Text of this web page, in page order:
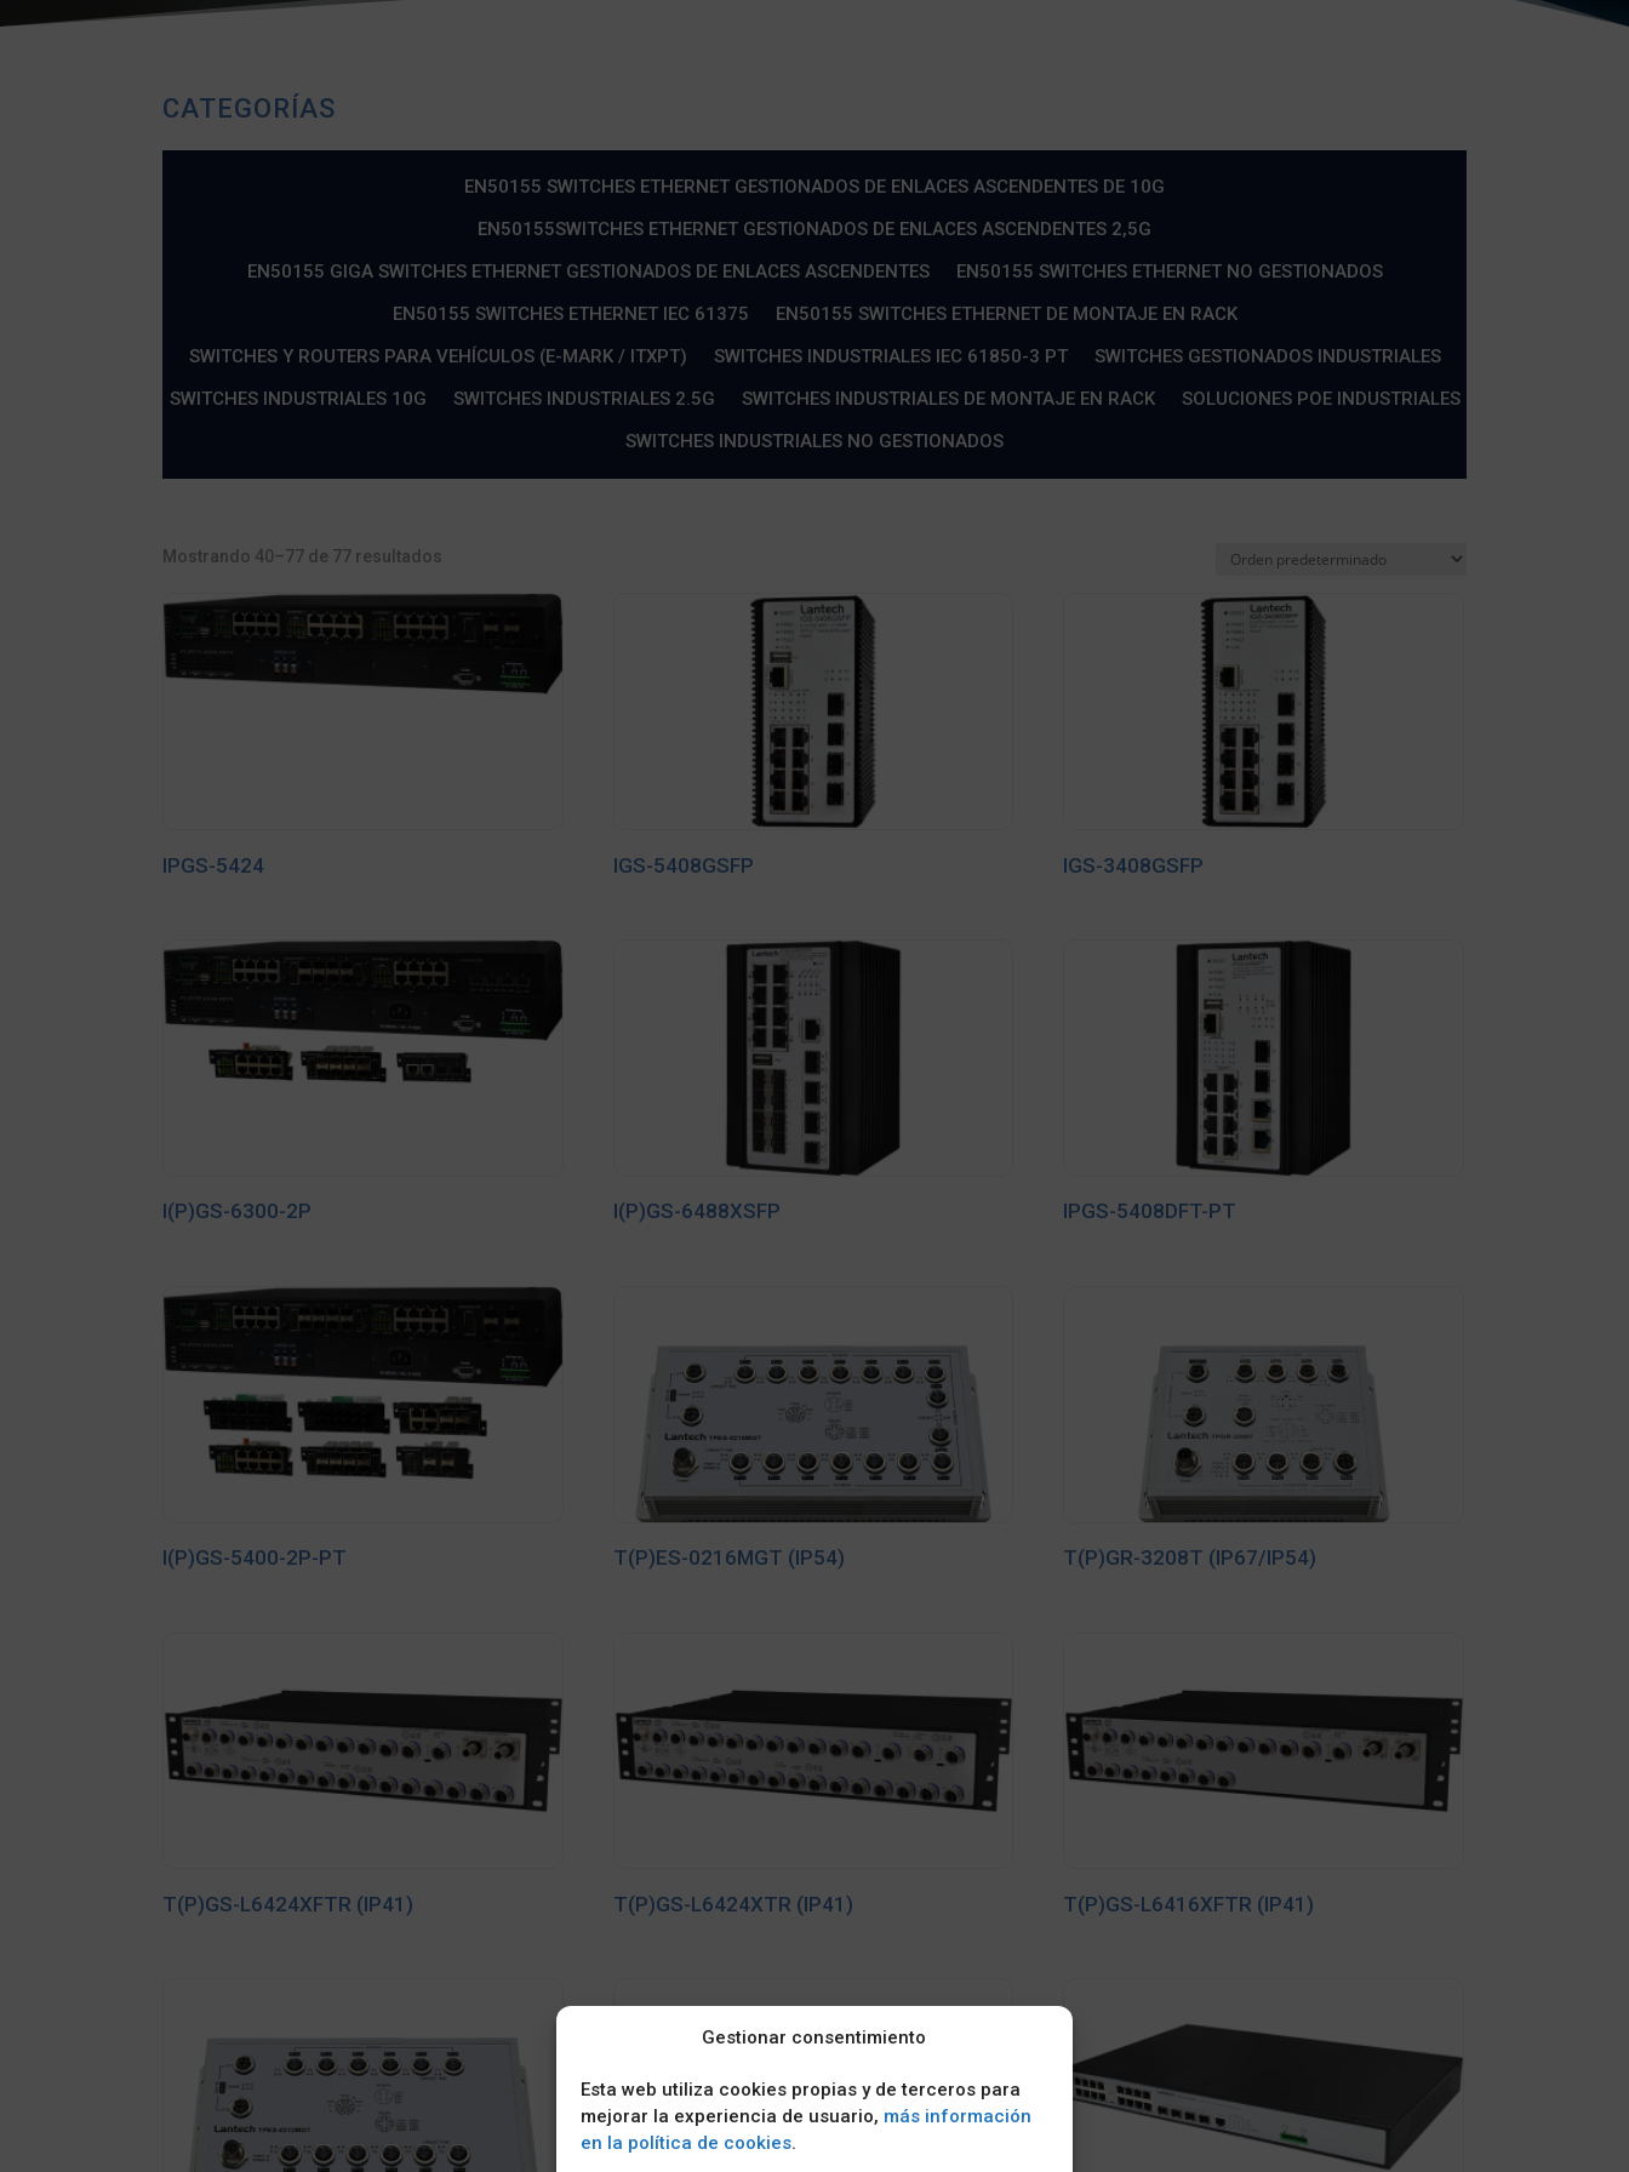
Gestionar consentimiento
Esta web utiliza cookies propias y de terceros para
mejorar la experiencia de usuario, más información
en la política de cookies.
CATEGORÍAS
EN50155 SWITCHES ETHERNET GESTIONADOS DE ENLACES ASCENDENTES DE 10G
EN50155SWITCHES ETHERNET GESTIONADOS DE ENLACES ASCENDENTES 2,5G
EN50155 GIGA SWITCHES ETHERNET GESTIONADOS DE ENLACES ASCENDENTES
EN50155 SWITCHES ETHERNET NO GESTIONADOS
EN50155 SWITCHES ETHERNET IEC 61375
EN50155 SWITCHES ETHERNET DE MONTAJE EN RACK
SWITCHES Y ROUTERS PARA VEHÍCULOS (E-MARK / ITXPT)
SWITCHES INDUSTRIALES IEC 61850-3 PT
SWITCHES GESTIONADOS INDUSTRIALES
SWITCHES INDUSTRIALES 10G
SWITCHES INDUSTRIALES 2.5G SWITCHES INDUSTRIALES DE MONTAJE EN RACK
SOLUCIONES POE INDUSTRIALES
SWITCHES INDUSTRIALES NO GESTIONADOS
Mostrando 40–77 de 77 resultados
IPGS-5424 IGS-5408GSFP IGS-3408GSFP
I(P)GS-6300-2P I(P)GS-6488XSFP IPGS-5408DFT-PT
I(P)GS-5400-2P-PT T(P)ES-0216MGT (IP54) T(P)GR-3208T (IP67/IP54)
T(P)GS-L6424XFTR (IP41) T(P)GS-L6424XTR (IP41) T(P)GS-L6416XFTR (IP41)